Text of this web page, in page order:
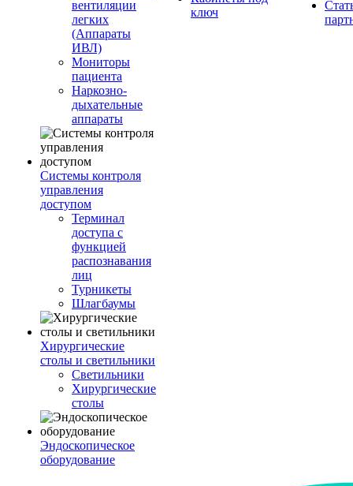
вентиляции
легких
(Аппараты
ИВЛ)
Мониторы
пациента
Наркозно-
дыхательные
аппараты
Системы контроля
управления
доступом
Терминал
доступа с
функцией
распознавания
лиц
Турникеты
Шлагбаумы
Хирургические
столы и светильники
Светильники
Хирургические
столы
Эндоскопическое
оборудование
ключ